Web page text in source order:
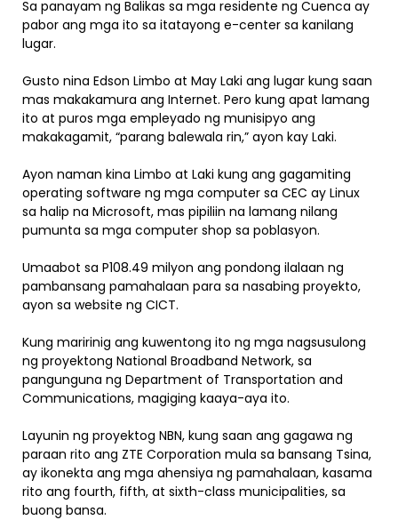
Sa panayam ng Balikas sa mga residente ng Cuenca ay
pabor ang mga ito sa itatayong e-center sa kanilang
lugar.
Gusto nina Edson Limbo at May Laki ang lugar kung saan
mas makakamura ang Internet. Pero kung apat lamang
ito at puros mga empleyado ng munisipyo ang
makakagamit, “parang balewala rin,” ayon kay Laki.
Ayon naman kina Limbo at Laki kung ang gagamiting
operating software ng mga computer sa CEC ay Linux
sa halip na Microsoft, mas pipiliin na lamang nilang
pumunta sa mga computer shop sa poblasyon.
Umaabot sa P108.49 milyon ang pondong ilalaan ng
pambansang pamahalaan para sa nasabing proyekto,
ayon sa website ng CICT.
Kung maririnig ang kuwentong ito ng mga nagsusulong
ng proyektong National Broadband Network, sa
pangunguna ng Department of Transportation and
Communications, magiging kaaya-aya ito.
Layunin ng proyektog NBN, kung saan ang gagawa ng
paraan rito ang ZTE Corporation mula sa bansang Tsina,
ay ikonekta ang mga ahensiya ng pamahalaan, kasama
rito ang fourth, fifth, at sixth-class municipalities, sa
buong bansa.